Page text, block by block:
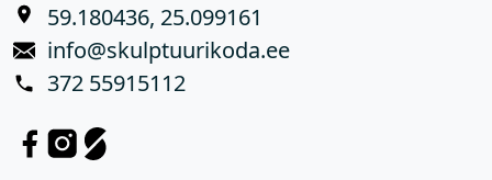
59.180436, 25.099161
info@skulptuurikoda.ee
372 55915112